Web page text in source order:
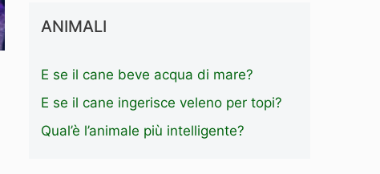
ANIMALI
E se il cane beve acqua di mare?
E se il cane ingerisce veleno per topi?
Qual’è l’animale più intelligente?